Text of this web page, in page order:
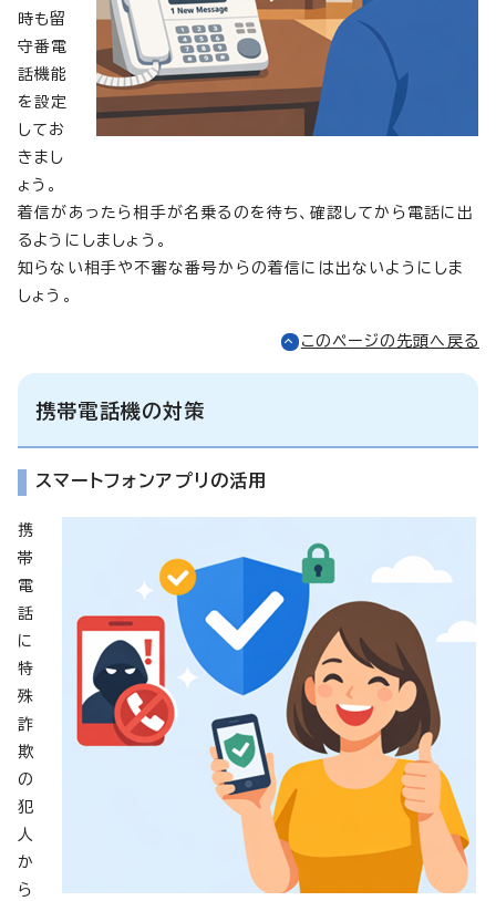
時も留
守番電
話機能
を設定
してお
きまし
ょう。
着信があったら相手が名乗るのを待ち、確認してから電話に出
るようにしましょう。
知らない相手や不審な番号からの着信には出ないようにしま
しょう。
このページの先頭へ戻る
携帯電話機の対策
スマートフォンアプリの活用
携
帯
電
話
に
特
殊
詐
欺
の
犯
人
か
ら